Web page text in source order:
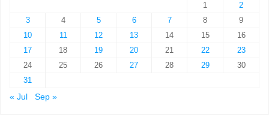
1
2
3
4 5 6 7 8
9
10
11 12 13 14 15
16
17
18 19 20 21 22
23
24
25 26 27 28 29
30
31
« Jul
Sep »